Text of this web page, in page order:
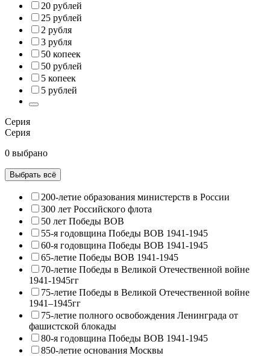
20 рублей
25 рублей
2 рубля
3 рубля
50 копеек
50 рублей
5 копеек
5 рублей
Серия
Серия
0 выбрано
Выбрать всё
200-летие образования министерств в России
300 лет Российского флота
50 лет Победы ВОВ
55-я годовщина Победы ВОВ 1941-1945
60-я годовщина Победы ВОВ 1941-1945
65-летие Победы ВОВ 1941-1945
70-летие Победы в Великой Отечественной войне
1941-1945гг
75-летие Победы в Великой Отечественной войне
1941–1945гг
75-летие полного освобождения Ленинграда от
фашистской блокады
80-я годовщина Победы ВОВ 1941-1945
850-летие основания Москвы